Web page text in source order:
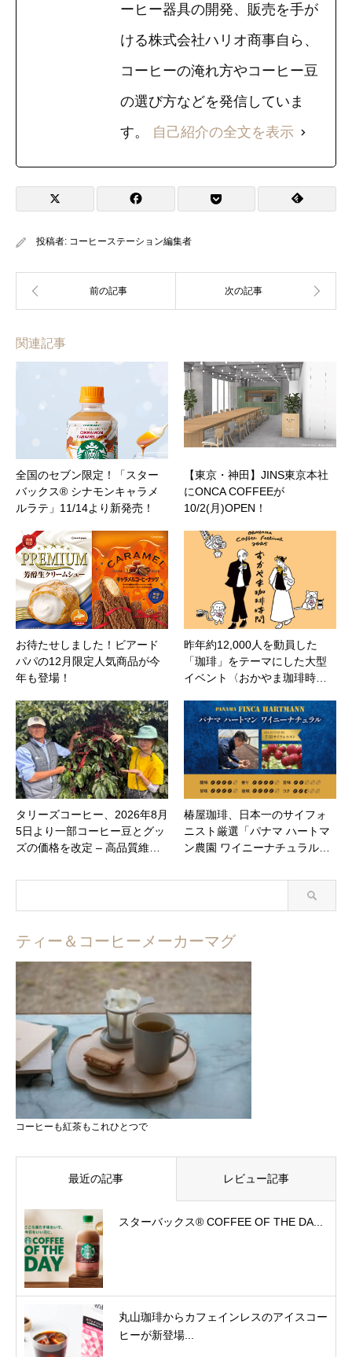
ーヒー器具の開発、販売を手が
ける株式会社ハリオ商事自ら、
コーヒーの淹れ方やコーヒー豆
の選び方などを発信していま
す。 自己紹介の全文を表示
投稿者: コーヒーステーション編集者
関連記事
全国のセブン限定！「スター
バックス® シナモンキャラメ
ルラテ」11/14より新発売！
【東京・神田】JINS東京本社
にONCA COFFEEが
10/2(月)OPEN！
お待たせしました！ビアード
パパの12月限定人気商品が今
年も登場！
昨年約12,000人を動員した
「珈琲」をテーマにした大型
イベント〈おかやま珈琲時…
タリーズコーヒー、2026年8月
5日より一部コーヒー豆とグッ
ズの価格を改定 – 高品質維…
椿屋珈琲、日本一のサイフォ
ニスト厳選「パナマ ハートマ
ン農園 ワイニーナチュラル…
ティー＆コーヒーメーカーマグ
コーヒーも紅茶もこれひとつで
最近の記事 レビュー記事
スターバックス® COFFEE OF THE DA...
丸山珈琲からカフェインレスのアイスコー
ヒーが新登場...